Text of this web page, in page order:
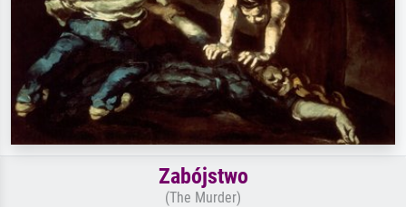
Zabójstwo
(The Murder)